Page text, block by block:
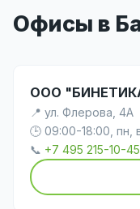
Офисы в
ООО
📍 ул. Флерова, 4А
🕒 09:00-18:00, пн,
📞 +7 495 215-10-